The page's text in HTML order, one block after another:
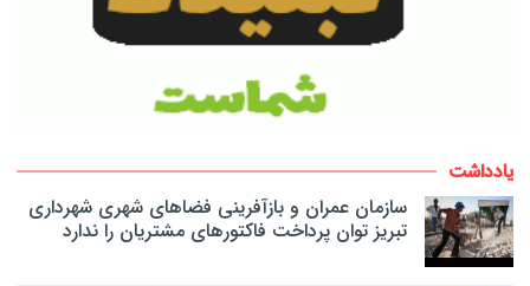
یادداشت
سازمان عمران و بازآفرینی فضاهای شهری شهرداری
تبریز توان پرداخت فاکتورهای مشتریان را ندارد